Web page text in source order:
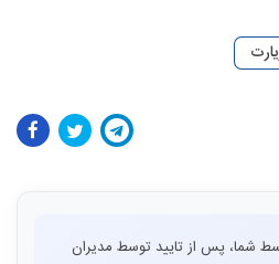
شما، پس از تایید توسط مدیران